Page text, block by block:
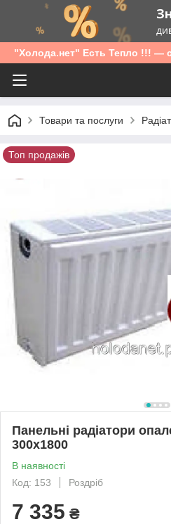
"Холода.нет" Есть Тепло !!! —
Товари та послуги
Топ продажів
Панельні радіатори
300х1800
В наявності
Код: 153
Роздріб
7 335 ₴